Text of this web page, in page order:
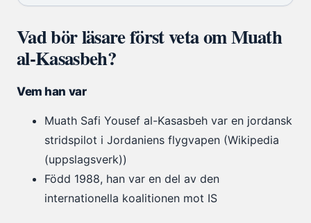
Vad bör läsare först veta om Muath
al-Kasasbeh?
Vem han var
Muath Safi Yousef al-Kasasbeh var en jordansk
stridspilot i Jordaniens flygvapen (Wikipedia
(uppslagsverk))
Född 1988, han var en del av den
internationella koalitionen mot IS